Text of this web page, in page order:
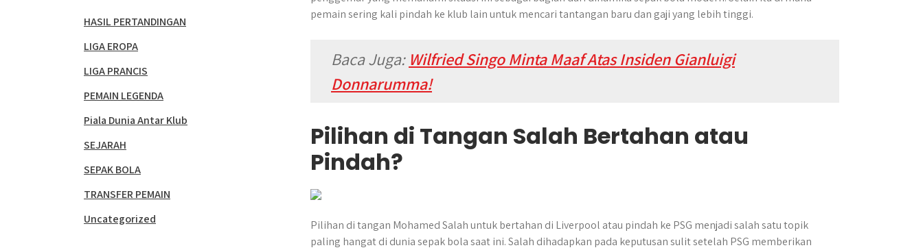
pemain sering kali pindah ke klub lain untuk mencari tantangan baru dan gaji yang lebih tinggi.
Baca Juga: Wilfried Singo Minta Maaf Atas Insiden Gianluigi
Donnarumma!
Pilihan di Tangan Salah Bertahan atau
Pindah?
Pilihan di tangan Mohamed Salah untuk bertahan di Liverpool atau pindah ke PSG menjadi salah satu topik
paling hangat di dunia sepak bola saat ini. Salah dihadapkan pada keputusan sulit setelah PSG memberikan
HASIL PERTANDINGAN
LIGA EROPA
LIGA PRANCIS
PEMAIN LEGENDA
Piala Dunia Antar Klub
SEJARAH
SEPAK BOLA
TRANSFER PEMAIN
Uncategorized